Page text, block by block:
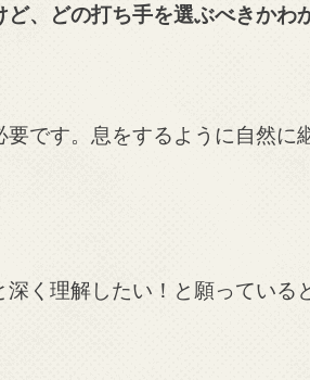
ど、どの打ち手を選ぶべきかわ
です。息をするように自然に
く理解したい！と願っている